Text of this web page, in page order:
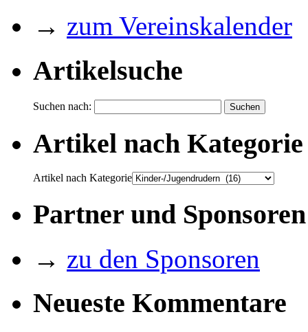
→ zum Vereinskalender
Artikelsuche
Suchen nach:
Artikel nach Kategorie
Artikel nach Kategorie
Partner und Sponsoren
→ zu den Sponsoren
Neueste Kommentare